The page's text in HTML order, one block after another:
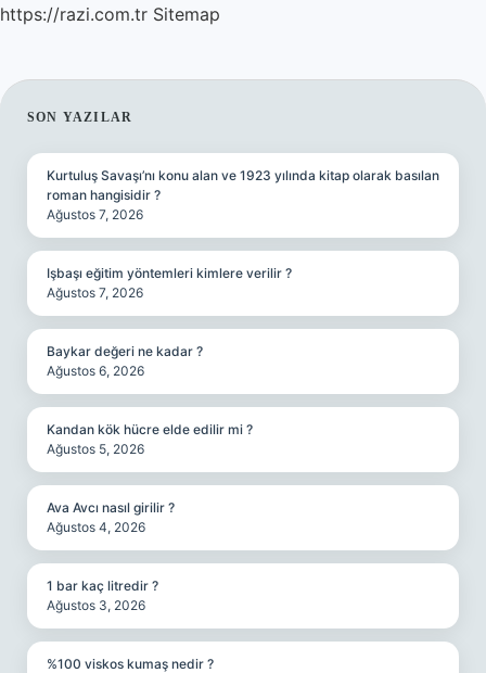
https://razi.com.tr Sitemap
SIDEBAR
SON YAZILAR
Kurtuluş Savaşı’nı konu alan ve 1923 yılında kitap olarak basılan
roman hangisidir ?
Ağustos 7, 2026
Işbaşı eğitim yöntemleri kimlere verilir ?
Ağustos 7, 2026
Baykar değeri ne kadar ?
Ağustos 6, 2026
Kandan kök hücre elde edilir mi ?
Ağustos 5, 2026
Ava Avcı nasıl girilir ?
Ağustos 4, 2026
1 bar kaç litredir ?
Ağustos 3, 2026
%100 viskos kumaş nedir ?